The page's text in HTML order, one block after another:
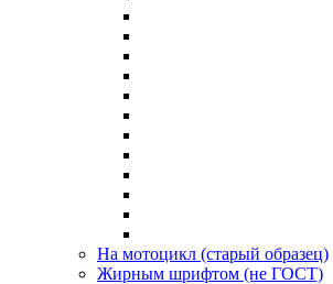
На мотоцикл (старый образец)
Жирным шрифтом (не ГОСТ)